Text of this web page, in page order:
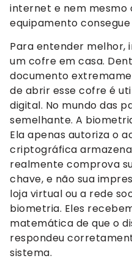
internet e nem mesmo
equipamento consegue
Para entender melhor,
um cofre em casa.
documento
de abrir esse cofre é
digital. No mundo das
semelhante. A
Ela apenas autoriza o
criptográfica
realmente comprova
chave, e não sua
loja virtual ou a rede
biometria. Eles
matemática de que o
respondeu
sistema.